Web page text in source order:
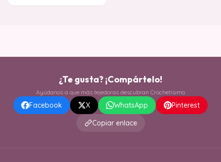
¿Te gusta? ¡Compártelo!
Ayúdanos a que más tejedoras descubran Crochetísimo
Facebook X WhatsApp
Pinterest
Copiar enlace